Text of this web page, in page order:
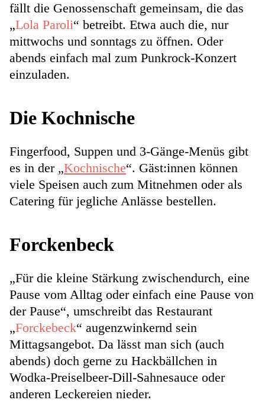
fällt die Genossenschaft gemeinsam, die das
„Lola Paroli“ betreibt. Etwa auch die, nur
mittwochs und sonntags zu öffnen. Oder
abends einfach mal zum Punkrock-Konzert
einzuladen.
Die Kochnische
Fingerfood, Suppen und 3-Gänge-Menüs gibt
es in der „Kochnische“. Gäst:innen können
viele Speisen auch zum Mitnehmen oder als
Catering für jegliche Anlässe bestellen.
Forckenbeck
„Für die kleine Stärkung zwischendurch, eine
Pause vom Alltag oder einfach eine Pause von
der Pause“, umschreibt das Restaurant
„Forckebeck“ augenzwinkernd sein
Mittagsangebot. Da lässt man sich (auch
abends) doch gerne zu Hackbällchen in
Wodka-Preiselbeer-Dill-Sahnesauce oder
anderen Leckereien nieder.